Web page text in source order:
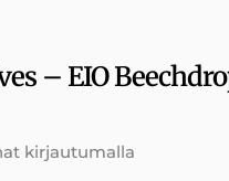
– EIO
kirjautumalla